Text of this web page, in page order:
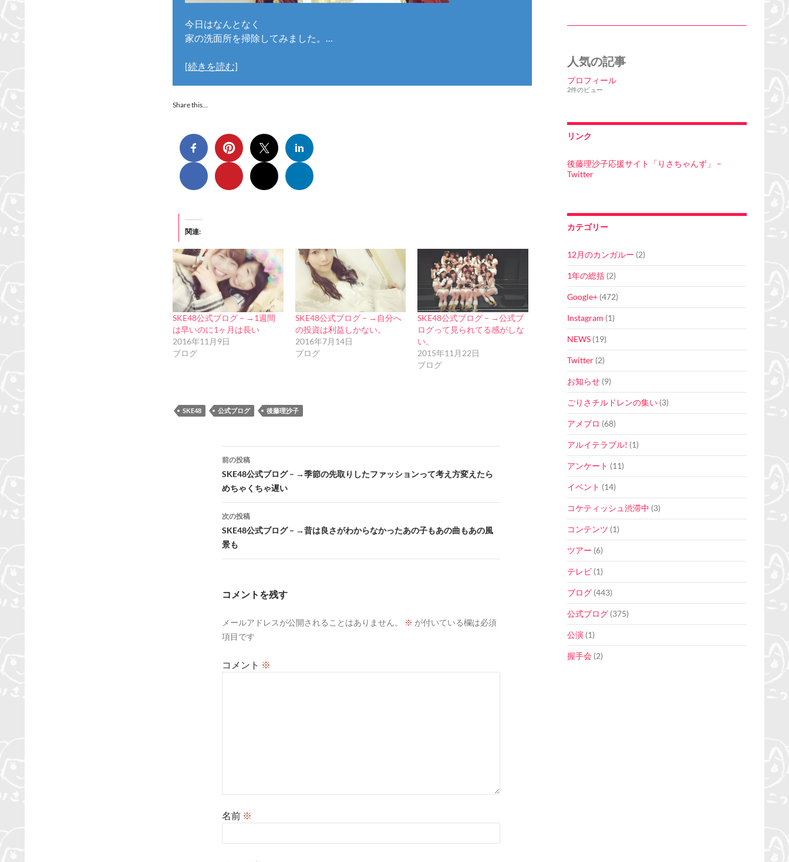
今日はなんとなく
家の洗面所を掃除してみました。…
[続きを読む]
Share this…
関連
SKE48公式ブログ – →1週間
は早いのに1ヶ月は長い
2016年11月9日
ブログ
SKE48公式ブログ – →自分へ
の投資は利益しかない。
2016年7月14日
ブログ
SKE48公式ブログ – →公式ブ
ログって見られてる感がしな
い。
2015年11月22日
ブログ
SKE48 公式ブログ 後藤理沙子
投
稿
ナ
ビ
ゲ
ー
ョ
ン
前の投稿
SKE48公式ブログ – →季節の先取りしたファッションって考え方変えたら
めちゃくちゃ遅い
次の投稿
SKE48公式ブログ – →昔は良さがわからなかったあの子もあの曲もあの風
景も
コメントを残す
メールアドレスが公開されることはありません。 ※ が付いている欄は必須
項目です
コメント ※
名前 ※
人気の記事
プロフィール
2件のビュー
リンク
後藤理沙子応援サイト「りさちゃんず」 –
Twitter
カテゴリー
12月のカンガルー (2)
1年の総括 (2)
Google+ (472)
Instagram (1)
NEWS (19)
Twitter (2)
お知らせ (9)
ごりさチルドレンの集い (3)
アメブロ (68)
アルイテラブル! (1)
アンケート (11)
イベント (14)
コケティッシュ渋滞中 (3)
コンテンツ (1)
ツアー (6)
テレビ (1)
ブログ (443)
公式ブログ (375)
公演 (1)
握手会 (2)